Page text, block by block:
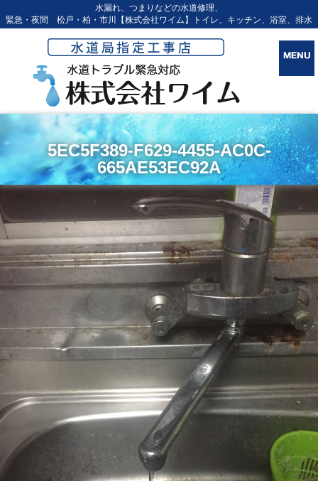
水漏れ、つまりなどの水道修理、
緊急・夜間 松戸・柏・市川【株式会社ワイム】トイレ、キッチン、浴室、排水
5EC5F389-F629-4455-AC0C-
665AE53EC92A